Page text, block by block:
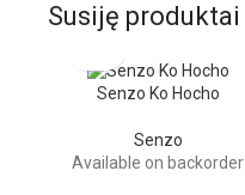
Susiję produktai
Senzo Ko Hocho
Senzo
Available on backorder